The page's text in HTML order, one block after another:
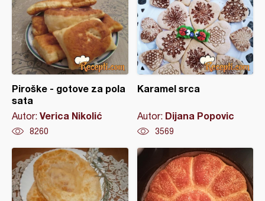
Piroške - gotove za pola
sata
Autor: Verica Nikolić
8260
Karamel srca
Autor: Dijana Popovic
3569